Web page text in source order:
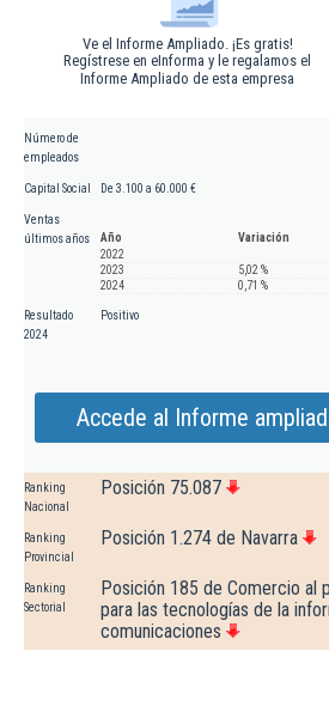
Ve el Informe Ampliado. ¡Es gratis!
Regístrese en eInforma y le regalamos el
Informe Ampliado de esta empresa
Número de
empleados
Capital Social De 3.100 a 60.000 €
Ventas
últimos años
Año
Variación
2022
2023
5,02 %
2024
0,71 %
Resultado
2024
Positivo
Accede al Informe
Ranking
Nacional
Posición 75.087
Ranking
Provincial
Posición 1.274 de Navarra
Ranking
Sectorial
Posición 185 de Comercio al
para las tecnologías de la
comunicaciones